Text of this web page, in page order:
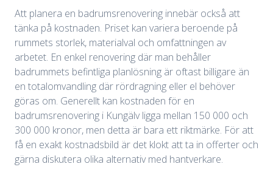
Att planera en badrumsrenovering innebär också att
tänka på kostnaden. Priset kan variera beroende på
rummets storlek, materialval och omfattningen av
arbetet. En enkel renovering där man behåller
badrummets befintliga planlösning är oftast billigare än
en totalomvandling där rördragning eller el behöver
göras om. Generellt kan kostnaden för en
badrumsrenovering i Kungälv ligga mellan 150 000 och
300 000 kronor, men detta är bara ett riktmärke. För att
få en exakt kostnadsbild är det klokt att ta in offerter och
gärna diskutera olika alternativ med hantverkare.